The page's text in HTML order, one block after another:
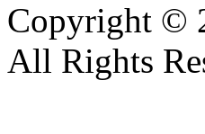
Copyright ©
All Rights